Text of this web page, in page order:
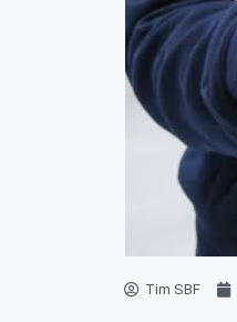
Tim SBF